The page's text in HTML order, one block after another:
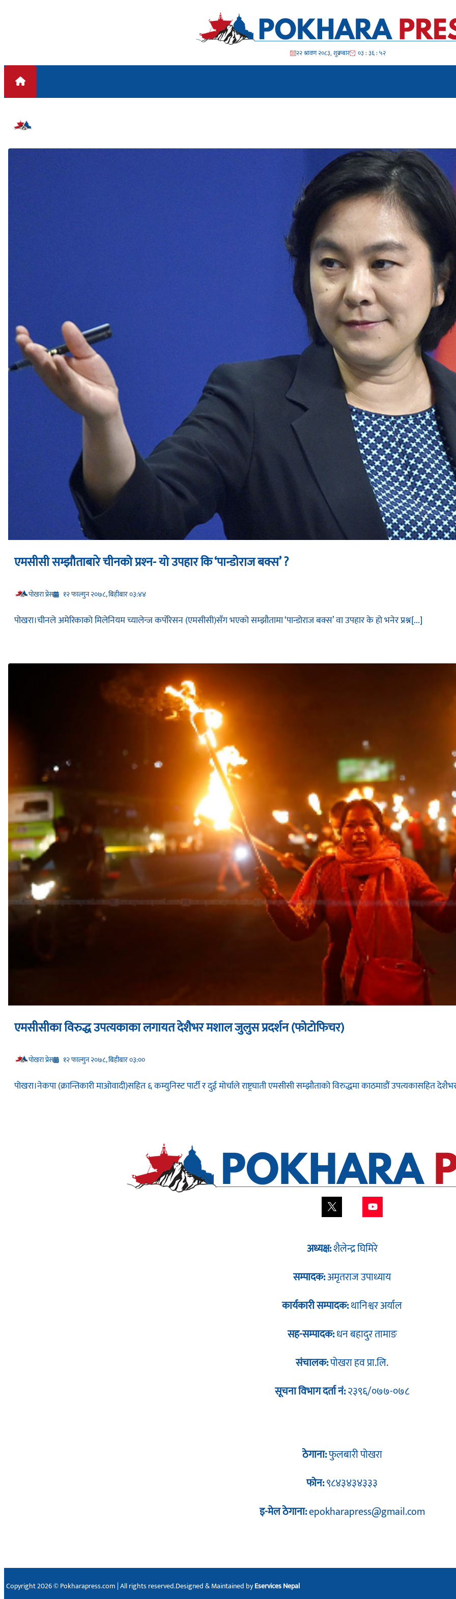
२२ श्रावण २०८३, शुक्रबार ०३ : ३६ : ५४
एमसीसी सम्झौताबारे चीनको प्रश्‍न- यो उपहार कि ‘पान्डोराज बक्स’ ?
प‍ोखरा प्रेस १२ फाल्गुन २०७८, बिहीबार ०३:४४
पोखरा।चीनले अमेरिकाको मिलेनियम च्यालेन्ज कर्पोरेसन (एमसीसी)सँग भएको सम्झौतामा ‘पान्डोराज बक्स’ वा उपहार के हो भनेर प्रश्न[...]
एमसीसीका विरुद्ध उपत्यकाका लगायत देशैभर मशाल जुलुस प्रदर्शन (फोटोफिचर)
प‍ोखरा प्रेस १२ फाल्गुन २०७८, बिहीबार ०३:००
पोखरा।नेकपा (क्रान्तिकारी माओवादी)सहित ६ कम्युनिस्ट पार्टी र दुई मोर्चाले राष्ट्रघाती एमसीसी सम्झौताको विरुद्धमा काठमाडौं उपत्यकासहित
अध्यक्ष:शैलेन्द्र घिमिरे
सम्पादक:अमृतराज उपाध्याय
कार्यकारी सम्पादक:थानिश्वर अर्याल
सह-सम्पादक:धन बहादुर तामाङ
संचालक:पोखरा हव प्रा.लि.
सूचना विभाग दर्ता नं:२३९६/०७७-०७८
ठेगाना:फुलबारी पोखरा
फोन:९८४३४३४३३३
इ-मेल ठेगाना:epokharapress@gmail.com
Copyright 2026 © Pokharapress.com | All rights reserved.Designed & Maintained byEservices Nepal